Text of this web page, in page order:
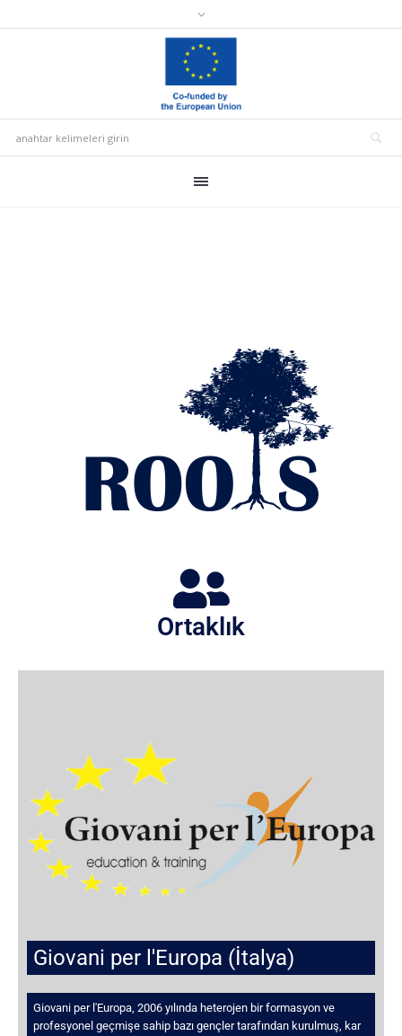
Ortaklık
Giovani per l'Europa (İtalya)
Giovani per l'Europa, 2006 yılında heterojen bir formasyon ve
profesyonel geçmişe sahip bazı gençler tarafından kurulmuş, kar